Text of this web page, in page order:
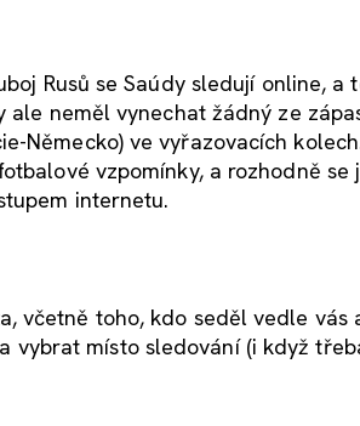
Rusů se Saúdy sledují online, a
ale neměl vynechat žádný ze
Německo) ve vyřazovacích
vzpomínky, a rozhodně se
internetu.
včetně toho, kdo seděl vedle vás
vybrat místo sledování (i když